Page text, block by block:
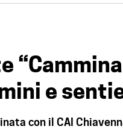
e
con il CAI